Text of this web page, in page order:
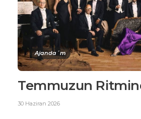
Ajanda´m
Temmuzun
30 Haziran 2026